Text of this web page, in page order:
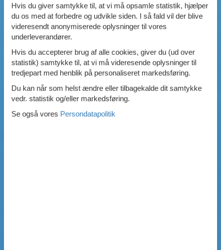
1 emne
Energivenligt
SIMPEL SØGNING
Hvis du giver samtykke til, at vi må opsamle statistik, hjælper
du os med at forbedre og udvikle siden. I så fald vil der blive
videresendt anonymiserede oplysninger til vores
underleverandører.
Hvis du accepterer brug af alle cookies, giver du (ud over
statistik) samtykke til, at vi må videresende oplysninger til
tredjepart med henblik på personaliseret markedsføring.
Du kan når som helst ændre eller tilbagekalde dit samtykke
vedr. statistik og/eller markedsføring.
Se også vores Persondatapolitik